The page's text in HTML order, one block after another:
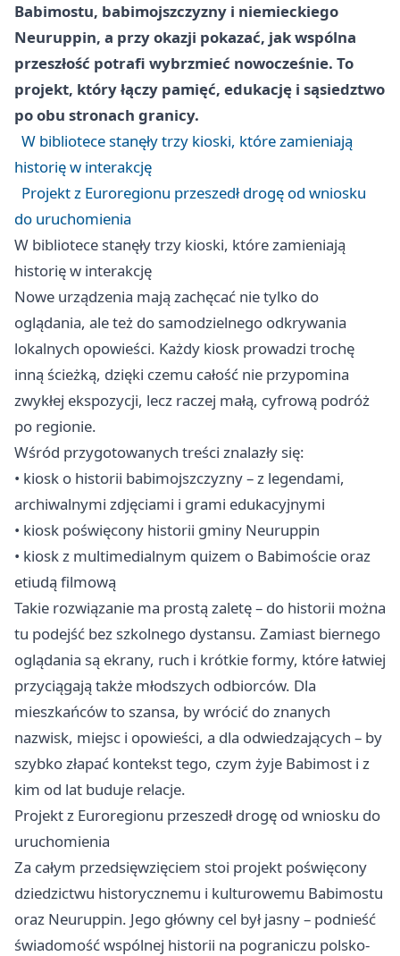
Babimostu, babimojszczyzny i niemieckiego
Neuruppin, a przy okazji pokazać, jak wspólna
przeszłość potrafi wybrzmieć nowocześnie. To
projekt, który łączy pamięć, edukację i sąsiedztwo
po obu stronach granicy.
W bibliotece stanęły trzy kioski, które zamieniają
historię w interakcję
Projekt z Euroregionu przeszedł drogę od wniosku
do uruchomienia
W bibliotece stanęły trzy kioski, które zamieniają
historię w interakcję
Nowe urządzenia mają zachęcać nie tylko do
oglądania, ale też do samodzielnego odkrywania
lokalnych opowieści. Każdy kiosk prowadzi trochę
inną ścieżką, dzięki czemu całość nie przypomina
zwykłej ekspozycji, lecz raczej małą, cyfrową podróż
po regionie.
Wśród przygotowanych treści znalazły się:
• kiosk o historii babimojszczyzny – z legendami,
archiwalnymi zdjęciami i grami edukacyjnymi
• kiosk poświęcony historii gminy Neuruppin
• kiosk z multimedialnym quizem o Babimoście oraz
etiudą filmową
Takie rozwiązanie ma prostą zaletę – do historii można
tu podejść bez szkolnego dystansu. Zamiast biernego
oglądania są ekrany, ruch i krótkie formy, które łatwiej
przyciągają także młodszych odbiorców. Dla
mieszkańców to szansa, by wrócić do znanych
nazwisk, miejsc i opowieści, a dla odwiedzających – by
szybko złapać kontekst tego, czym żyje Babimost i z
kim od lat buduje relacje.
Projekt z Euroregionu przeszedł drogę od wniosku do
uruchomienia
Za całym przedsięwzięciem stoi projekt poświęcony
dziedzictwu historycznemu i kulturowemu Babimostu
oraz Neuruppin. Jego główny cel był jasny – podnieść
świadomość wspólnej historii na pograniczu polsko-